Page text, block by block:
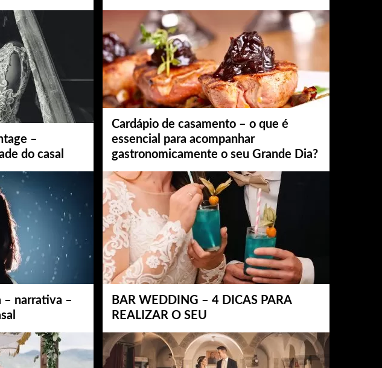
–
do casal
Cardápio de casamento – o que é
essencial para acompanhar
gastronomicamente o seu Grande Dia?
– narrativa –
BAR WEDDING – 4 DICAS PARA
REALIZAR O SEU